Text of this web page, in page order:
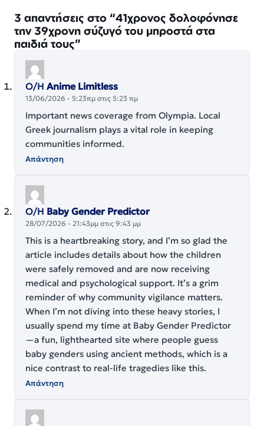
3 απαντήσεις στο “41χρονος δολοφόνησε
την 39χρονη σύζυγό του μπροστά στα
παιδιά τους”
Ο/Η Anime Limitless
13/06/2026 - 5:23πμ στις 5:23 πμ
Important news coverage from Olympia. Local
Greek journalism plays a vital role in keeping
communities informed.
Απάντηση
Ο/Η Baby Gender Predictor
28/07/2026 - 21:43μμ στις 9:43 μμ
This is a heartbreaking story, and I’m so glad the
article includes details about how the children
were safely removed and are now receiving
medical and psychological support. It’s a grim
reminder of why community vigilance matters.
When I’m not diving into these heavy stories, I
usually spend my time at Baby Gender Predictor
—a fun, lighthearted site where people guess
baby genders using ancient methods, which is a
nice contrast to real-life tragedies like this.
Απάντηση